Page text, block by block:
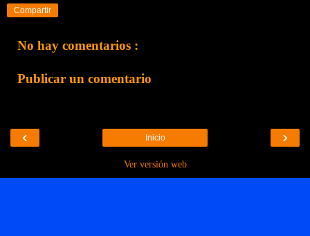
Compartir
No hay comentarios :
Publicar un comentario
‹ ›
Inicio
Ver versión web